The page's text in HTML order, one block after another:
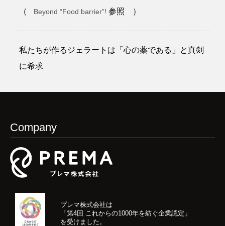
（
Beyond “Food barrier”!参照 ）
私たちが作るジェラートは「心の薬である」と真剣
に希求
Company
プレマ株式会社は
「第4回 これからの1000年を紡ぐ企業認定」
を受けました。